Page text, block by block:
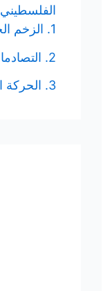
الفلسطيني
1. الزخم الخطي والدفع
2. التصادمات
3. الحركة الدورانية